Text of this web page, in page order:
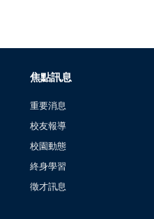
焦點訊息
重要消息
校友報導
校園動態
終身學習
徵才訊息